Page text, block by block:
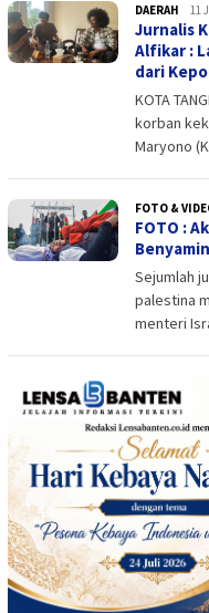
DAERAH 11
Jurnalis
Alfikar :
dari
KOTA
korban
Maryono
FOTO &
FOTO :
Sejumlah
palestina
menteri